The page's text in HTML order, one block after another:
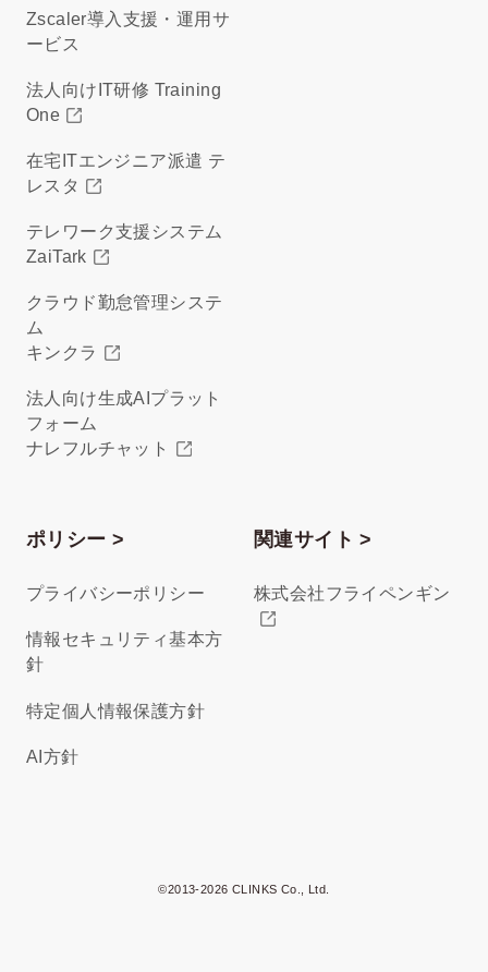
Zscaler導入支援・運用サ
ービス
法人向けIT研修 Training
One
在宅ITエンジニア派遣 テ
レスタ
テレワーク支援システム
ZaiTark
クラウド勤怠管理システ
ム
キンクラ
法人向け生成AIプラット
フォーム
ナレフルチャット
ポリシー >
プライバシーポリシー
情報セキュリティ基本方
針
特定個人情報保護方針
AI方針
関連サイト >
株式会社フライペンギン
©2013-2026 CLINKS Co., Ltd.